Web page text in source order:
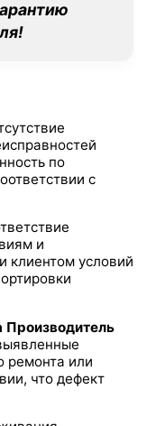
по
с
и
клиентом условий
Производитель
ремонта или
что дефект